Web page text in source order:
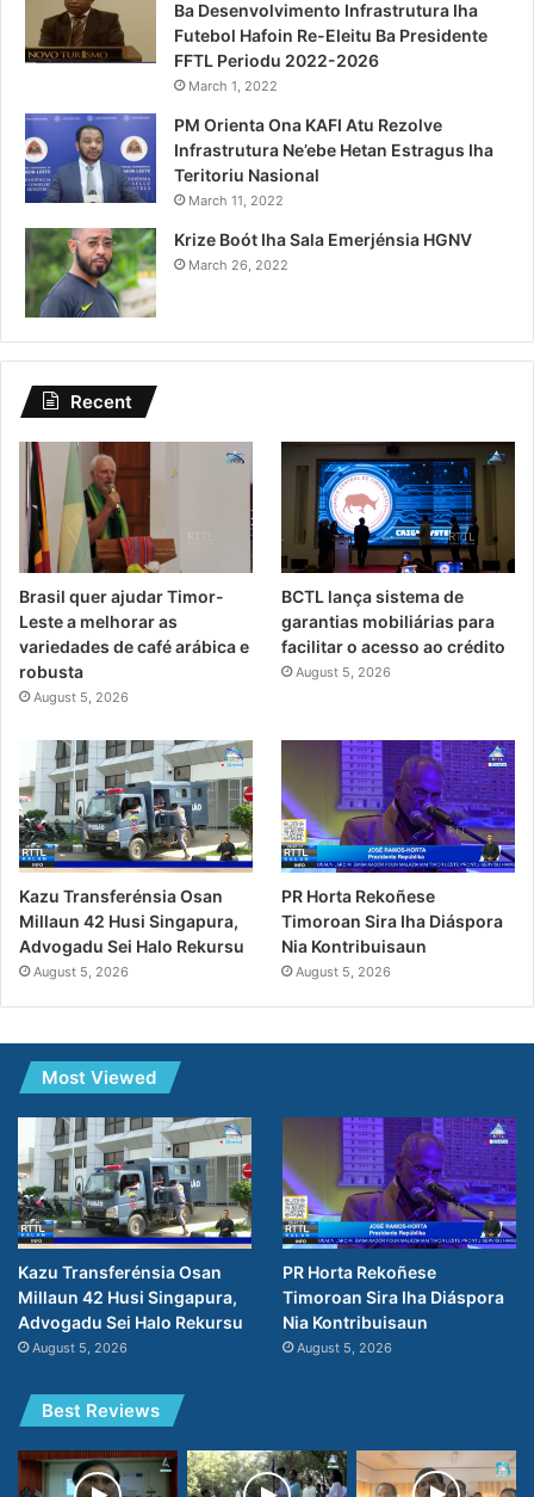
Ba Desenvolvimento Infrastrutura Iha
Futebol Hafoin Re-Eleitu Ba Presidente
FFTL Periodu 2022-2026
March 1, 2022
PM Orienta Ona KAFI Atu Rezolve
Infrastrutura Ne’ebe Hetan Estragus Iha
Teritoriu Nasional
March 11, 2022
Krize Boót Iha Sala Emerjénsia HGNV
March 26, 2022
Recent
Brasil quer ajudar Timor-
Leste a melhorar as
variedades de café arábica e
robusta
August 5, 2026
BCTL lança sistema de
garantias mobiliárias para
facilitar o acesso ao crédito
August 5, 2026
Kazu Transferénsia Osan
Millaun 42 Husi Singapura,
Advogadu Sei Halo Rekursu
August 5, 2026
PR Horta Rekoñese
Timoroan Sira Iha Diáspora
Nia Kontribuisaun
August 5, 2026
Most Viewed
Kazu Transferénsia Osan
Millaun 42 Husi Singapura,
Advogadu Sei Halo Rekursu
August 5, 2026
PR Horta Rekoñese
Timoroan Sira Iha Diáspora
Nia Kontribuisaun
August 5, 2026
Best Reviews